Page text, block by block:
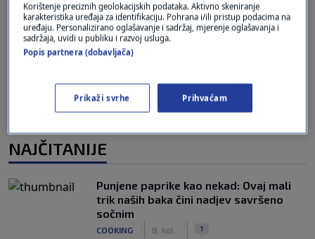
Oglas
NAJČITANIJE
Punjene paprike kao nekad: Ovaj mali
trik naših baka čini nadjev savršeno
sočnim
COOKING 8. kol. 1
Korištenje preciznih geolokacijskih podataka. Aktivno skeniranje
karakteristika uređaja za identifikaciju. Pohrana i/ili pristup podacima na
uređaju. Personalizirano oglašavanje i sadržaj, mjerenje oglašavanja i
sadržaja, uvidi u publiku i razvoj usluga.
Popis partnera (dobavljača)
Prikaži svrhe Prihvaćam